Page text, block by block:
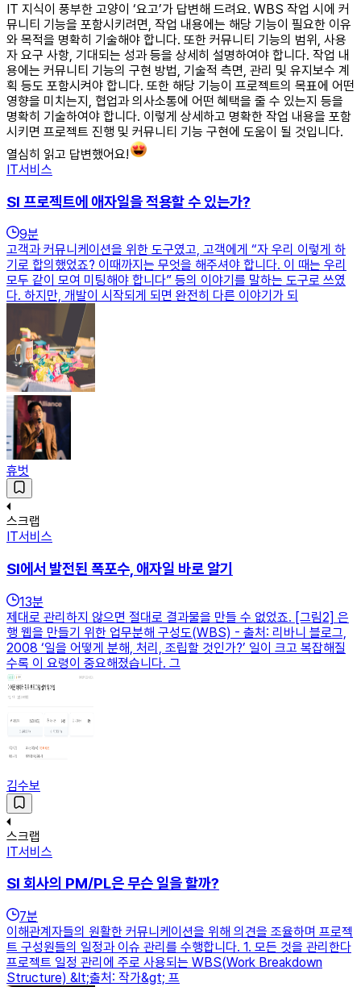
IT 지식이 풍부한 고양이 ‘요고’가 답변해 드려요. WBS 작업 시에 커
뮤니티 기능을 포함시키려면, 작업 내용에는 해당 기능이 필요한 이유
와 목적을 명확히 기술해야 합니다. 또한 커뮤니티 기능의 범위, 사용
자 요구 사항, 기대되는 성과 등을 상세히 설명하여야 합니다. 작업 내
용에는 커뮤니티 기능의 구현 방법, 기술적 측면, 관리 및 유지보수 계
획 등도 포함시켜야 합니다. 또한 해당 기능이 프로젝트의 목표에 어떤
영향을 미치는지, 협업과 의사소통에 어떤 혜택을 줄 수 있는지 등을
명확히 기술하여야 합니다. 이렇게 상세하고 명확한 작업 내용을 포함
시키면 프로젝트 진행 및 커뮤니티 기능 구현에 도움이 될 것입니다.
열심히 읽고 답변했어요!
IT서비스
SI 프로젝트에 애자일을 적용할 수 있는가?
9분
고객과 커뮤니케이션을 위한 도구였고, 고객에게 “자 우리 이렇게 하
기로 합의했었죠? 이때까지는 무엇을 해주셔야 합니다. 이 때는 우리
모두 같이 모여 미팅해야 합니다” 등의 이야기를 말하는 도구로 쓰였
다. 하지만, 개발이 시작되게 되면 완전히 다른 이야기가 되
휴벗
스크랩
IT서비스
SI에서 발전된 폭포수, 애자일 바로 알기
13분
제대로 관리하지 않으면 절대로 결과물을 만들 수 없었죠. [그림2] 은
행 웹을 만들기 위한 업무분해 구성도(WBS) - 출처: 리바니 블로그,
2008 ‘일을 어떻게 분해, 처리, 조립할 것인가?’ 일이 크고 복잡해질
수록 이 요령이 중요해졌습니다. 그
김수보
스크랩
IT서비스
SI 회사의 PM/PL은 무슨 일을 할까?
7분
이해관계자들의 원활한 커뮤니케이션을 위해 의견을 조율하며 프로젝
트 구성원들의 일정과 이슈 관리를 수행합니다. 1. 모든 것을 관리한다
프로젝트 일정 관리에 주로 사용되는 WBS(Work Breakdown
Structure) &lt;출처: 작가&gt; 프